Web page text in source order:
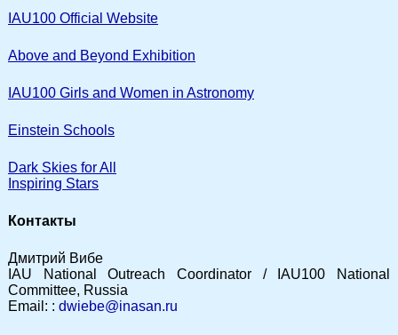
IAU100 Official Website
Above and Beyond Exhibition
IAU100 Girls and Women in Astronomy
Einstein Schools
Dark Skies for All
Inspiring Stars
Контакты
Дмитрий Вибе
IAU National Outreach Coordinator / IAU100 National
Committee, Russia
Email: : dwiebe@inasan.ru